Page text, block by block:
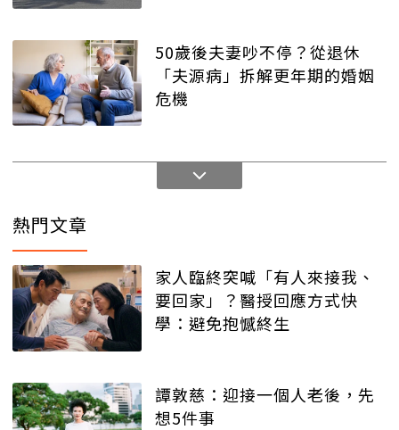
50歲後夫妻吵不停？從退休
「夫源病」拆解更年期的婚姻
危機
熱門文章
家人臨終突喊「有人來接我、
要回家」？醫授回應方式快
學：避免抱憾終生
譚敦慈：迎接一個人老後，先
想5件事